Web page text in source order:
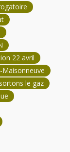
22 avril
Maisonneuve
le gaz